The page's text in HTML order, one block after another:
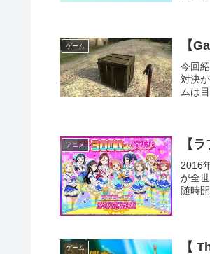
ゲーム 【
今回
対決
ムは
アニメ 【
2016
が全
随時
ゲーム 【